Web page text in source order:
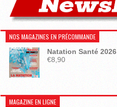
NOS MAGAZINES EN PRÉCOMMANDE
Natation Santé 2026
€8,90
MAGAZINE EN LIGNE